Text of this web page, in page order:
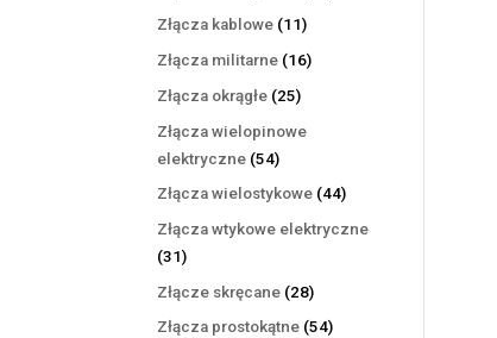
Złącza kablowe 1111
produktów
Złącza militarne 1616
Złącza okrągłe 2525
Złącza wielopinowe
elektryczne 5454
produkty
Złącza wielostykowe 4444
Złącza wtykowe elektryczne
3131
produktów
Złącze skręcane 2828
produktów
Złącza prostokątne 5454